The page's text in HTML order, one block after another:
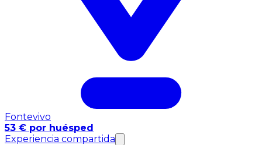
Fontevivo
53 € por huésped
Experiencia compartida